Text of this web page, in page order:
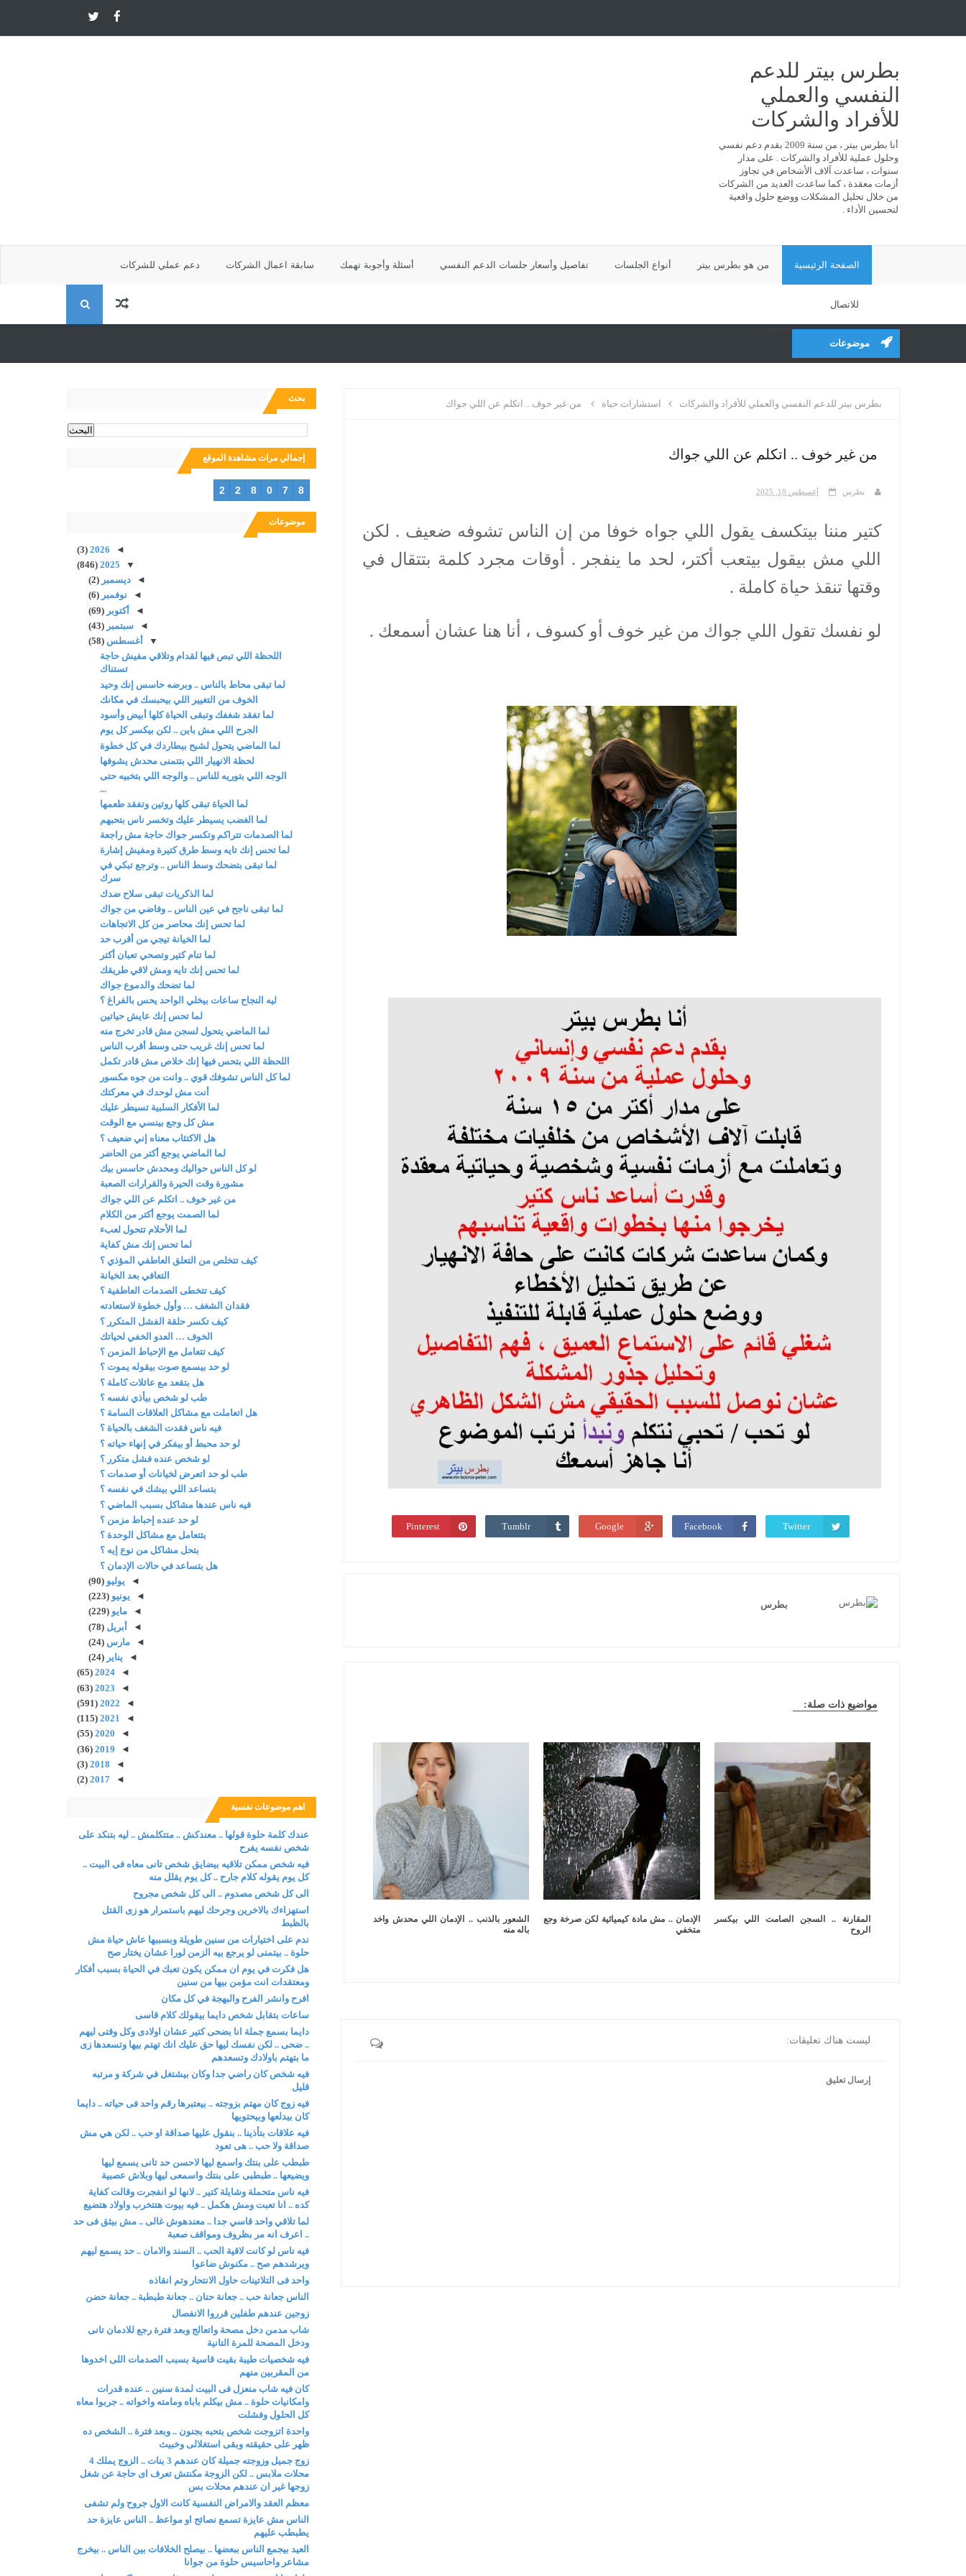
بطرس بيتر للدعم
النفسي والعملي
للأفراد والشركات
أنا بطرس بيتر ، من سنة 2009 بقدم دعم نفسي
وحلول عملية للأفراد والشركات . على مدار
سنوات ، ساعدت آلاف الأشخاص في تجاوز
أزمات معقدة ، كما ساعدت العديد من الشركات
من خلال تحليل المشكلات ووضع حلول واقعية
لتحسين الأداء .
الصفحة الرئيسية من هو بطرس بيتر أنواع الجلسات تفاصيل وأسعار جلسات الدعم النفسي أسئلة وأجوبة تهمك سابقة اعمال الشركات دعم عملي للشركات
للاتصال ا
ح
موضوعات
بطرس بيتر للدعم النفسي والعملي للأفراد والشركات استشارات حياة من غير خوف .. اتكلم عن اللي جواك
من غير خوف .. اتكلم عن اللي جواك
بطرس أغسطس 18, 2025
كتير مننا بيتكسف يقول اللي جواه خوفا من إن الناس تشوفه ضعيف . لكن
اللي مش بيقول بيتعب أكتر، لحد ما ينفجر . أوقات مجرد كلمة بتتقال في
وقتها تنقذ حياة كاملة .
لو نفسك تقول اللي جواك من غير خوف أو كسوف ، أنا هنا عشان أسمعك .
Twitter
Facebook
Google
Tumblr
Pinterest
بطرس
مواضيع ذات صلة:
المقارنة .. السجن الصامت اللي بيكسر
الروح
الإدمان .. مش مادة كيميائية لكن صرخة وجع
متخفي
الشعور بالذنب .. الإدمان اللي محدش واخد
باله منه
ليست هناك تعليقات:
إرسال تعليق
بحث
إجمالي مرات مشاهدة الموقع
2 2 8 0 7 8
موضوعات
◄
2026
(3)
▼
2025
(846)
◄ديسمبر(2)
◄ نوفمبر(6)
◄أكتوبر(69)
◄سبتمبر(43)
▼
أغسطس(58)
اللحظة اللي تبص فيها لقدام وتلاقي مفيش حاجة
تستناك
لما تبقى محاط بالناس .. وبرضه حاسس إنك وحيد
الخوف من التغيير اللي بيحبسك في مكانك
لما تفقد شغفك وتبقى الحياة كلها أبيض وأسود
الجرح اللي مش باين .. لكن بيكسر كل يوم
لما الماضي يتحول لشبح بيطاردك في كل خطوة
لحظة الانهيار اللي بتتمنى محدش يشوفها
الوجه اللي بتوريه للناس .. والوجه اللي بتخبيه حتى
...
لما الحياة تبقى كلها روتين وتفقد طعمها
لما الغضب يسيطر عليك وتخسر ناس بتحبهم
لما الصدمات تتراكم وتكسر جواك حاجة مش راجعة
لما تحس إنك تايه وسط طرق كتيرة ومفيش إشارة
لما تبقى بتضحك وسط الناس .. وترجع تبكي في
سرك
لما الذكريات تبقى سلاح ضدك
لما تبقى ناجح في عين الناس .. وفاضي من جواك
لما تحس إنك محاصر من كل الاتجاهات
لما الخيانة تيجي من أقرب حد
لما تنام كتير وتصحي تعبان أكتر
لما تحس إنك تايه ومش لاقي طريقك
لما تضحك والدموع جواك
ليه النجاح ساعات بيخلي الواحد يحس بالفراغ ؟
لما تحس إنك عايش حياتين
لما الماضي يتحول لسجن مش قادر تخرج منه
لما تحس إنك غريب حتى وسط أقرب الناس
اللحظة اللي بتحس فيها إنك خلاص مش قادر تكمل
لما كل الناس تشوفك قوي .. وانت من جوه مكسور
أنت مش لوحدك في معركتك
لما الأفكار السلبية تسيطر عليك
مش كل وجع بينسي مع الوقت
هل الاكتئاب معناه إني ضعيف ؟
لما الماضي يوجع أكتر من الحاضر
لو كل الناس حواليك ومحدش حاسس بيك
مشورة وقت الحيرة والقرارات الصعبة
من غير خوف .. اتكلم عن اللي جواك
لما الصمت يوجع أكتر من الكلام
لما الأحلام تتحول لعبء
لما تحس إنك مش كفاية
كيف تتخلص من التعلق العاطفي المؤذي ؟
التعافي بعد الخيانة
كيف تتخطى الصدمات العاطفية ؟
فقدان الشغف … وأول خطوة لاستعادته
كيف تكسر حلقة الفشل المتكرر ؟
الخوف … العدو الخفي لحياتك
كيف تتعامل مع الإحباط المزمن ؟
لو حد بيسمع صوت بيقوله يموت ؟
هل بتقعد مع عائلات كاملة ؟
طب لو شخص بيأذي نفسه ؟
هل اتعاملت مع مشاكل العلاقات السامة ؟
فيه ناس فقدت الشغف بالحياة ؟
لو حد محبط أو بيفكر في إنهاء حياته ؟
لو شخص عنده فشل متكرر ؟
طب لو حد اتعرض لخيانات أو صدمات ؟
بتساعد اللي بيشك في نفسه ؟
فيه ناس عندها مشاكل بسبب الماضي ؟
لو حد عنده إحباط مزمن ؟
بتتعامل مع مشاكل الوحدة ؟
بتحل مشاكل من نوع إيه ؟
هل بتساعد في حالات الإدمان ؟
◄ يوليو(90)
◄ يونيو(223)
◄مايو(229)
◄أبريل(78)
◄مارس(24)
◄ يناير(24)
◄
2024
(65)
◄
2023
(63)
◄
2022
(591)
◄
2021
(115)
◄
2020
(55)
◄
2019
(36)
◄
2018
(3)
◄
2017
(2)
اهم موضوعات نفسية
عندك كلمة حلوة قولها .. معندكش .. متتكلمش .. ليه بتنكد على
شخص نفسه يفرح
فيه شخص ممكن تلاقيه بيضايق شخص تانى معاه فى البيت ..
كل يوم يقوله كلام جارح .. كل يوم يقلل منه
الى كل شخص مصدوم .. الى كل شخص مجروح
استهزاءك بالاخرين وجرحك ليهم باستمرار هو زى القتل
بالظبط
ندم على اختيارات من سنين طويلة وبسببها عاش حياة مش
حلوة .. بيتمنى لو يرجع بيه الزمن لورا عشان يختار صح
هل فكرت في يوم ان ممكن يكون تعبك في الحياة بسبب أفكار
ومعتقدات انت مؤمن بيها من سنين
افرح وانشر الفرح والبهجة في كل مكان
ساعات بتقابل شخص دايما بيقولك كلام قاسى
دايما بسمع جملة انا بضحى كتير عشان اولادى وكل وقتى ليهم
.. ضحى .. لكن نفسك ليها حق عليك انك تهتم بيها وتسعدها زى
ما بتهتم باولادك وتسعدهم
فيه شخص كان راضي جدا وكان بيشتغل في شركة و مرتبه
قليل
فيه زوج كان مهتم بزوجته .. بيعتبرها رقم واحد فى حياته .. دايما
كان بيدلعها وبيحتويها
فيه علاقات بتأذينا .. بنقول عليها صداقة او حب .. لكن هي مش
صداقة ولا حب .. هى تعود
طبطب على بنتك واسمع ليها لاحسن حد تانى يسمع ليها
ويضيعها .. طبطبى على بنتك واسمعى ليها وبلاش عصبية
فيه ناس متحملة وشايلة كتير .. لانها لو انفجرت وقالت كفاية
كده .. انا تعبت ومش هكمل .. فيه بيوت هتتخرب واولاد هتضيع
لما تلاقي واحد قاسي جدا .. معندهوش غالى .. مش بيثق فى حد
.. اعرف انه مر بظروف ومواقف صعبة
فيه ناس لو كانت لاقية الحب .. السند والامان .. حد يسمع ليهم
ويرشدهم صح .. مكنوش ضاعوا
واحد فى التلاتينات حاول الانتحار وتم انقاذه
الناس جعانة حب .. جعانة حنان .. جعانة طبطبة .. جعانة حضن
زوجين عندهم طفلين قرروا الانفصال
شاب مدمن دخل مصحة واتعالج وبعد فترة رجع للادمان تانى
ودخل المصحة للمرة التانية
فيه شخصيات طيبة بقيت قاسية بسبب الصدمات اللى اخدوها
من المقربين منهم
كان فيه شاب منعزل فى البيت لمدة سنين .. عنده قدرات
وامكانيات حلوة .. مش بيكلم باباه ومامته واخواته .. جربوا معاه
كل الحلول وفشلت
واحدة اتزوجت شخص بتحبه بجنون .. وبعد فترة .. الشخص ده
ظهر على حقيقته وبقى استغلالى وخبيث
زوج جميل وزوجته جميلة كان عندهم 3 بنات .. الزوج يملك 4
محلات ملابس .. لكن الزوجة مكنتش تعرف اى حاجة عن شغل
زوجها غير ان عندهم محلات بس
معظم العقد والامراض النفسية كانت الاول جروح ولم تشفى
الناس مش عايزة تسمع نصائح او مواعظ .. الناس عايزة حد
يطبطب عليهم
العيد بيجمع الناس ببعضها .. بيصلح الخلافات بين الناس .. بيخرج
مشاعر واحاسيس حلوة من جوانا